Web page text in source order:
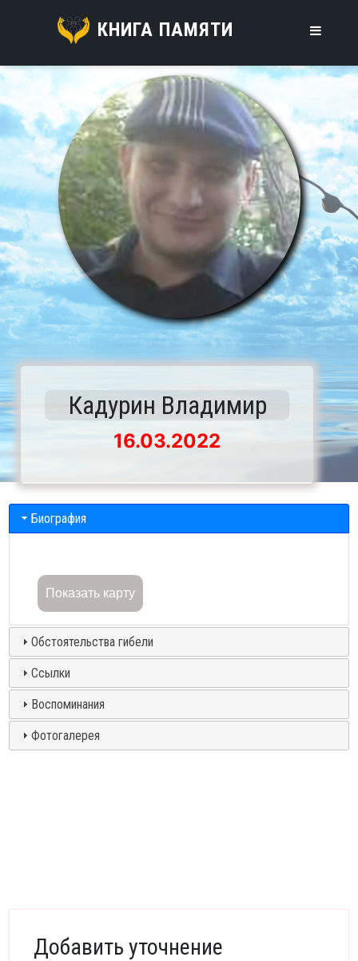
КНИГА ПАМЯТИ
Кадурин Владимир
16.03.2022
Биография
Показать карту
Обстоятельства гибели
Ссылки
Воспоминания
Фотогалерея
Добавить уточнение